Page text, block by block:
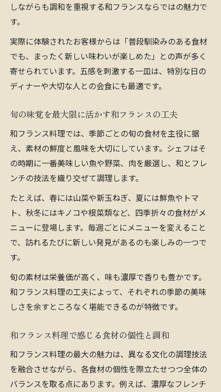
しながらも調和を重視する和フランスならではの魅力で
す。
実際に体験されたお客様からは「普段馴染みのある食材
でも、まったく新しい味わいが楽しめた」との声が多く
寄せられています。五感を刺激する一皿は、特別な日の
ディナーや大切な人との会食にも最適です。
旬の味覚を最大限に活かす和フランスの工夫
和フランス料理では、季節ごとの旬の食材を主役に据
え、素材の鮮度と風味を大切にしています。シェフはそ
の時期に一番美味しい魚や野菜、肉を厳選し、和とフレ
ンチの技法を織り交ぜて調理します。
たとえば、春には山菜や新玉ねぎ、夏には鮮魚やトマ
ト、秋冬にはキノコや根菜類など、四季折々の食材がメ
ニューに登場します。毎週ごとにメニューを変えること
で、訪れるたびに新しい発見があるのも楽しみの一つで
す。
旬の素材は栄養価が高く、味も濃厚で香りも豊かです。
和フランス料理の工夫によって、それぞれの季節の美味
しさを余すところなく堪能できるのが特徴です。
和フランス料理で感じる食材の個性と調和
和フランス料理の最大の魅力は、異なる文化の調理技法
を融合させながら、各食材の個性を際立たせつつ全体の
バランスを取る点にあります。例えば、濃厚なフレンチ